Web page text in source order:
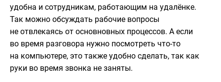
удобна и сотрудникам, работающим на удалёнке.
Так можно обсуждать рабочие вопросы
не отвлекаясь от основновных процессов. А если
во время разговора нужно посмотреть что-то
на компьютере, это также удобно сделать, так как
руки во время звонка не заняты.